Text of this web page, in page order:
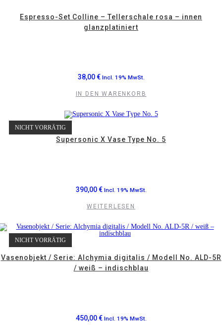
Espresso-Set Colline – Tellerschale rosa – innen
glanzplatiniert
38,00€ Incl. 19% MwSt.
IN DEN WARENKORB
NICHT VORRÄTIG
Supersonic X Vase Type No. 5
390,00€ Incl. 19% MwSt.
WEITERLESEN
NICHT VORRÄTIG
Vasenobjekt / Serie: Alchymia digitalis / Modell No. ALD-5R
/ weiß – indischblau
450,00€ Incl. 19% MwSt.